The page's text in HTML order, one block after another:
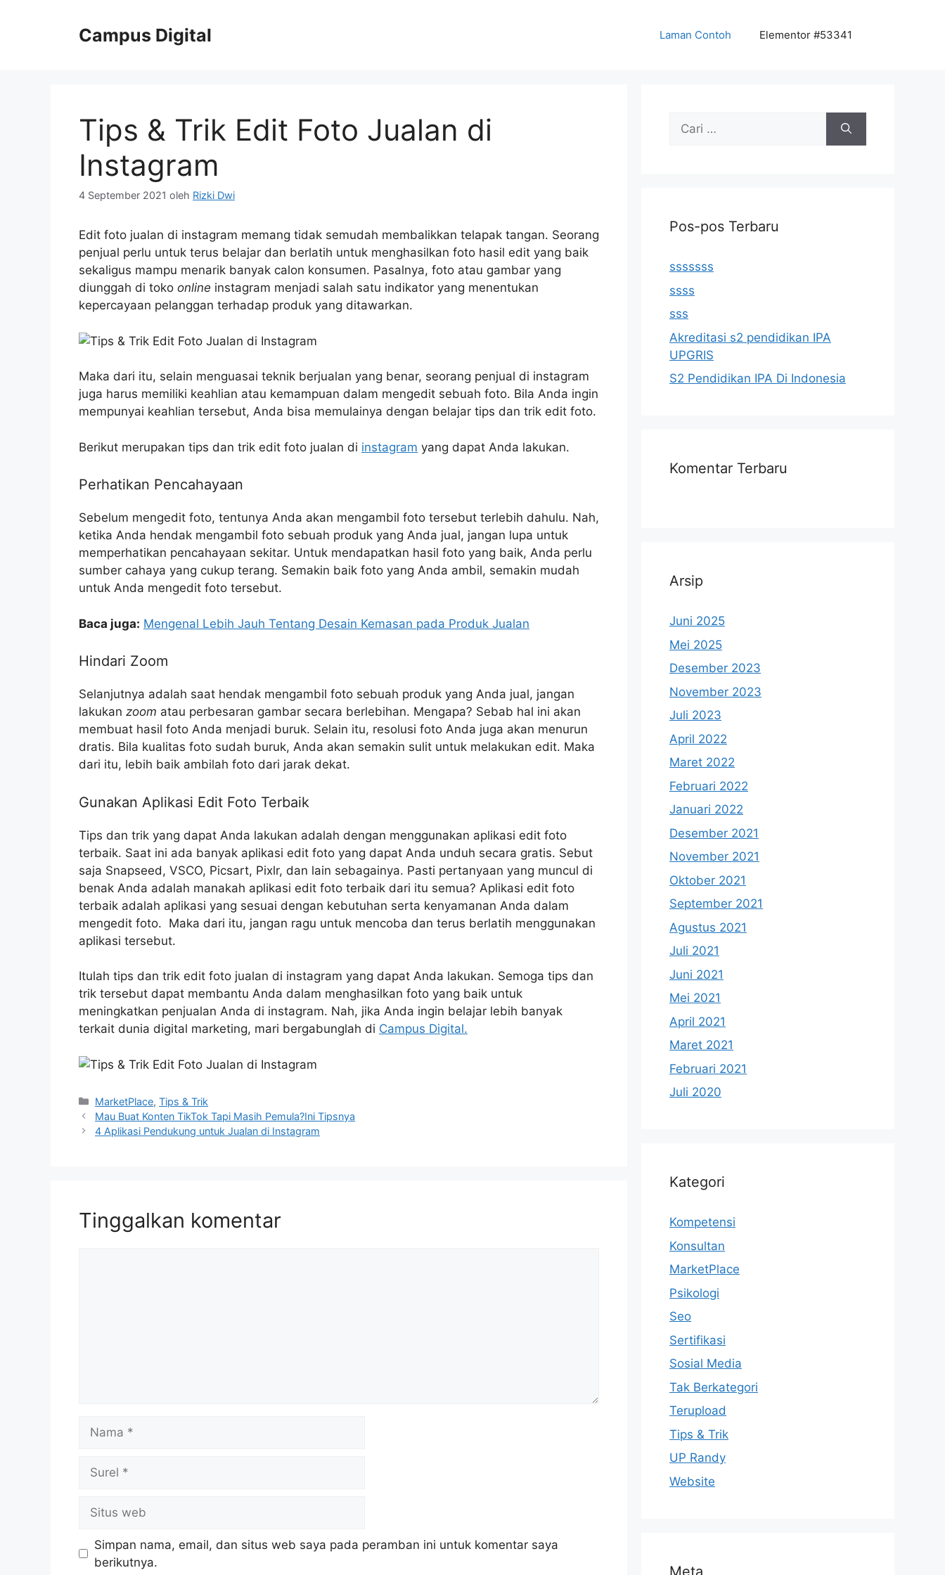
Campus Digital Laman Contoh Elementor #53341
Tips & Trik Edit Foto Jualan di
Instagram
4 September 2021 oleh Rizki Dwi
Edit foto jualan di instagram memang tidak semudah membalikkan telapak tangan. Seorang
penjual perlu untuk terus belajar dan berlatih untuk menghasilkan foto hasil edit yang baik
sekaligus mampu menarik banyak calon konsumen. Pasalnya, foto atau gambar yang
diunggah di toko online instagram menjadi salah satu indikator yang menentukan
kepercayaan pelanggan terhadap produk yang ditawarkan.
Maka dari itu, selain menguasai teknik berjualan yang benar, seorang penjual di instagram
juga harus memiliki keahlian atau kemampuan dalam mengedit sebuah foto. Bila Anda ingin
mempunyai keahlian tersebut, Anda bisa memulainya dengan belajar tips dan trik edit foto.
Berikut merupakan tips dan trik edit foto jualan di instagram yang dapat Anda lakukan.
Perhatikan Pencahayaan
Sebelum mengedit foto, tentunya Anda akan mengambil foto tersebut terlebih dahulu. Nah,
ketika Anda hendak mengambil foto sebuah produk yang Anda jual, jangan lupa untuk
memperhatikan pencahayaan sekitar. Untuk mendapatkan hasil foto yang baik, Anda perlu
sumber cahaya yang cukup terang. Semakin baik foto yang Anda ambil, semakin mudah
untuk Anda mengedit foto tersebut.
Baca juga: Mengenal Lebih Jauh Tentang Desain Kemasan pada Produk Jualan
Hindari Zoom
Selanjutnya adalah saat hendak mengambil foto sebuah produk yang Anda jual, jangan
lakukan zoom atau perbesaran gambar secara berlebihan. Mengapa? Sebab hal ini akan
membuat hasil foto Anda menjadi buruk. Selain itu, resolusi foto Anda juga akan menurun
dratis. Bila kualitas foto sudah buruk, Anda akan semakin sulit untuk melakukan edit. Maka
dari itu, lebih baik ambilah foto dari jarak dekat.
Gunakan Aplikasi Edit Foto Terbaik
Tips dan trik yang dapat Anda lakukan adalah dengan menggunakan aplikasi edit foto
terbaik. Saat ini ada banyak aplikasi edit foto yang dapat Anda unduh secara gratis. Sebut
saja Snapseed, VSCO, Picsart, Pixlr, dan lain sebagainya. Pasti pertanyaan yang muncul di
benak Anda adalah manakah aplikasi edit foto terbaik dari itu semua? Aplikasi edit foto
terbaik adalah aplikasi yang sesuai dengan kebutuhan serta kenyamanan Anda dalam
mengedit foto. Maka dari itu, jangan ragu untuk mencoba dan terus berlatih menggunakan
aplikasi tersebut.
Itulah tips dan trik edit foto jualan di instagram yang dapat Anda lakukan. Semoga tips dan
trik tersebut dapat membantu Anda dalam menghasilkan foto yang baik untuk
meningkatkan penjualan Anda di instagram. Nah, jika Anda ingin belajar lebih banyak
terkait dunia digital marketing, mari bergabunglah di Campus Digital.
Kategori
MarketPlace,Tips & Trik
Mau Buat Konten TikTok Tapi Masih Pemula?Ini Tipsnya
4 Aplikasi Pendukung untuk Jualan di Instagram
Tinggalkan komentar
web
Simpan nama, email, dan situs web saya pada peramban ini untuk komentar saya
berikutnya.
Cari
Pos-pos Terbaru
sssssss
ssss
sss
Akreditasi s2 pendidikan IPA
UPGRIS
S2 Pendidikan IPA Di Indonesia
Komentar Terbaru
Arsip
Juni 2025
Mei 2025
Desember 2023
November 2023
Juli 2023
April 2022
Maret 2022
Februari 2022
Januari 2022
Desember 2021
November 2021
Oktober 2021
September 2021
Agustus 2021
Juli 2021
Juni 2021
Mei 2021
April 2021
Maret 2021
Februari 2021
Juli 2020
Kategori
Kompetensi
Konsultan
MarketPlace
Psikologi
Seo
Sertifikasi
Sosial Media
Tak Berkategori
Terupload
Tips & Trik
UP Randy
Website
Meta